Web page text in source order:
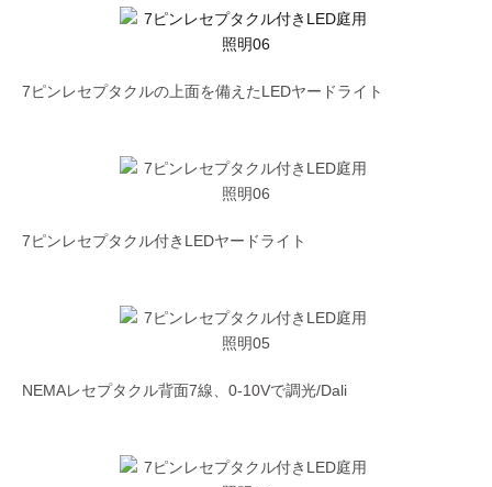
7ピンレセプタクルの上面を備えたLEDヤードライト
7ピンレセプタクル付きLEDヤードライト
NEMAレセプタクル背面7線、0-10Vで調光/Dali